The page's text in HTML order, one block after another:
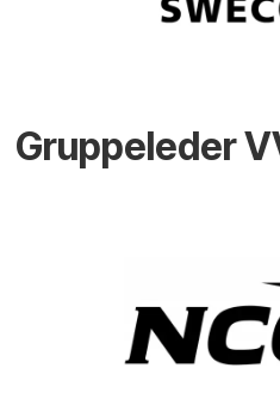
Gruppeleder